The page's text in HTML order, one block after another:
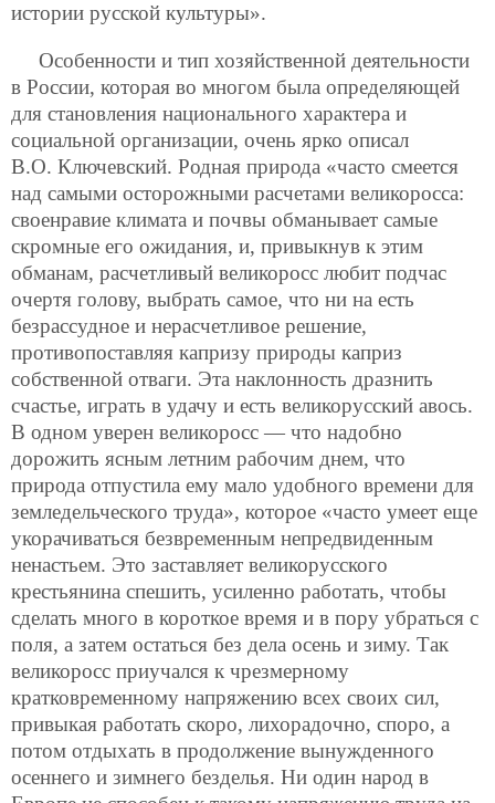
истории русской культуры».
Особенности и тип хозяйственной деятельности
в России, которая во многом была определяющей
для становления национального характера и
социальной организации, очень ярко описал
В.О. Ключевский. Родная природа «часто смеется
над самыми осторожными расчетами великоросса:
своенравие климата и почвы обманывает самые
скромные его ожидания, и, привыкнув к этим
обманам, расчетливый великоросс любит подчас
очертя голову, выбрать самое, что ни на есть
безрассудное и нерасчетливое решение,
противопоставляя капризу природы каприз
собственной отваги. Эта наклонность дразнить
счастье, играть в удачу и есть великорусский авось.
В одном уверен великоросс — что надобно
дорожить ясным летним рабочим днем, что
природа отпустила ему мало удобного времени для
земледельческого труда», которое «часто умеет еще
укорачиваться безвременным непредвиденным
ненастьем. Это заставляет великорусского
крестьянина спешить, усиленно работать, чтобы
сделать много в короткое время и в пору убраться с
поля, а затем остаться без дела осень и зиму. Так
великоросс приучался к чрезмерному
кратковременному напряжению всех своих сил,
привыкая работать скоро, лихорадочно, споро, а
потом отдыхать в продолжение вынужденного
осеннего и зимнего безделья. Ни один народ в